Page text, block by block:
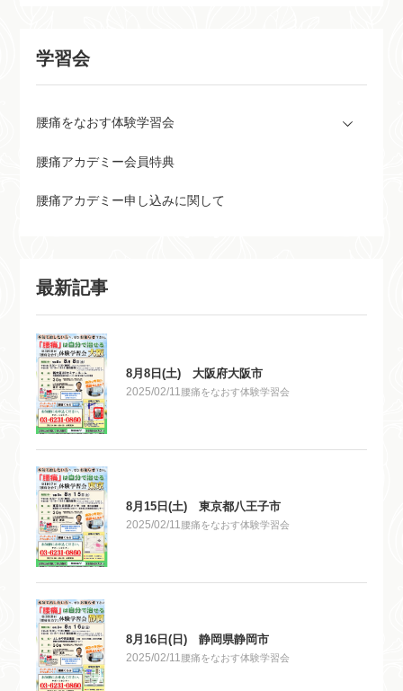
学習会
腰痛をなおす体験学習会
腰痛アカデミー会員特典
腰痛アカデミー申し込みに関して
最新記事
8月8日(土) 大阪府大阪市
2025/02/11 腰痛をなおす体験学習会
8月15日(土) 東京都八王子市
2025/02/11腰痛をなおす体験学習会
8月16日(日) 静岡県静岡市
2025/02/11 腰痛をなおす体験学習会